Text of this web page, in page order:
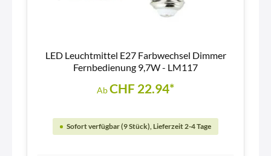
LED Leuchtmittel E27 Farbwechsel Dimmer
Fernbedienung 9,7W - LM117
AbCHF 22.94*
Sofort verfügbar (9 Stück), Lieferzeit 2-4 Tage